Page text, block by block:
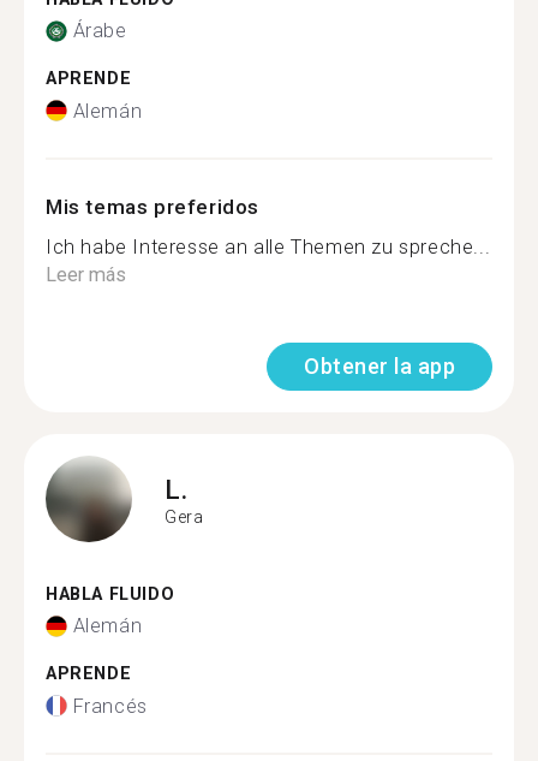
Árabe
APRENDE
Alemán
Mis temas preferidos
Ich habe Interesse an alle Themen zu spreche...
Leer más
Obtener la app
L.
Gera
HABLA FLUIDO
Alemán
APRENDE
Francés